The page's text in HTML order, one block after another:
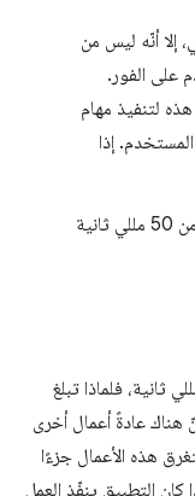
أنّه ليس من
الفور.
ثانية هذه لتنفيذ مهام
إذا
بالنسبة إلى الإجراءات التي تستغرق أكثر من 50 مللي ثانية
في أقل من 100 مللي ثانية، فلماذا تبلغ
هناك عادةً أعمال أخرى
الأعمال جزءًا
التطبيق ينفّذ العمل